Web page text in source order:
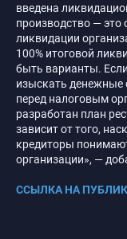
введена
производство — это
ликвидации
100% итоговой
быть варианты.
изыскать денежные
перед налоговым
разработан план
зависит от того,
кредиторы
организации», —
ССЫЛКА НА